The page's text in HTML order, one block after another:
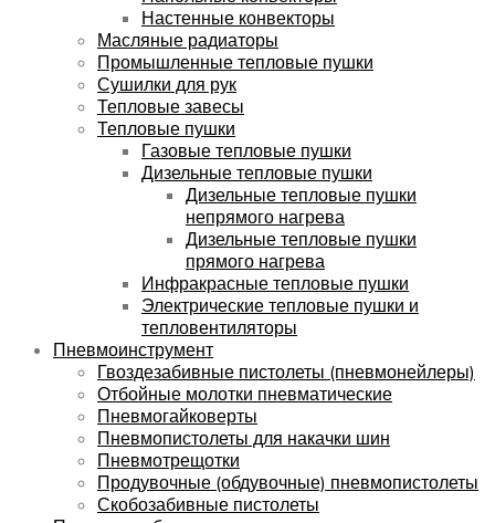
Настенные конвекторы
Масляные радиаторы
Промышленные тепловые пушки
Сушилки для рук
Тепловые завесы
Тепловые пушки
Газовые тепловые пушки
Дизельные тепловые пушки
Дизельные тепловые пушки
непрямого нагрева
Дизельные тепловые пушки
прямого нагрева
Инфракрасные тепловые пушки
Электрические тепловые пушки и
тепловентиляторы
Пневмоинструмент
Гвоздезабивные пистолеты (пневмонейлеры)
Отбойные молотки пневматические
Пневмогайковерты
Пневмопистолеты для накачки шин
Пневмотрещотки
Продувочные (обдувочные) пневмопистолеты
Скобозабивные пистолеты